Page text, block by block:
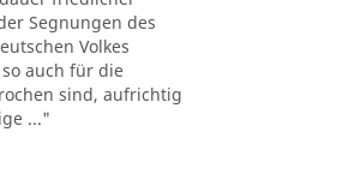
Segnungen des
Volkes
auch für die
sind, aufrichtig
..."